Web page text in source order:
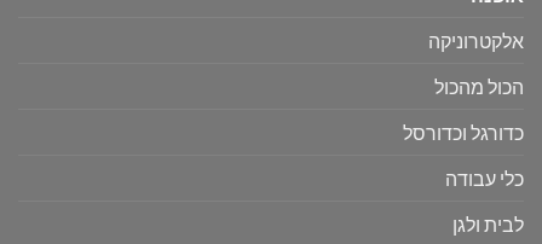
אלקטרוניקה
הכול מהכול
כדורגל וכדורסל
כלי עבודה
לבית ולגן